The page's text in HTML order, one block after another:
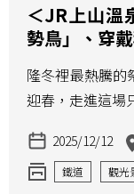
＜JR上山溫
勢鳥」、穿
隆冬裡最熱騰的
迎春，走進這場
2025/12/12
鐵道 觀光